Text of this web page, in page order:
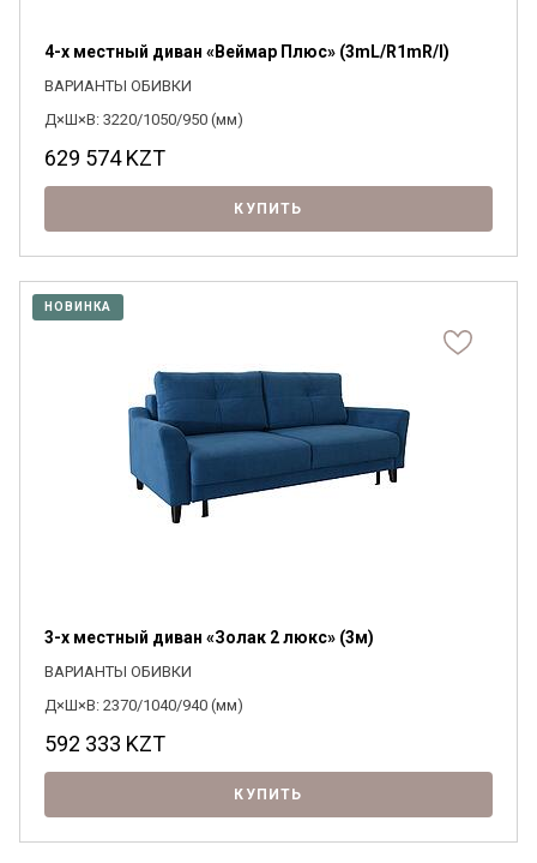
4-х местный диван «Веймар Плюс» (3mL/R1mR/l)
ВАРИАНТЫ ОБИВКИ
Д×Ш×В: 3220/1050/950 (мм)
629 574KZT
КУПИТЬ
НОВИНКА
3-х местный диван «Золак 2 люкс» (3м)
ВАРИАНТЫ ОБИВКИ
Д×Ш×В: 2370/1040/940 (мм)
592 333 KZT
КУПИТЬ